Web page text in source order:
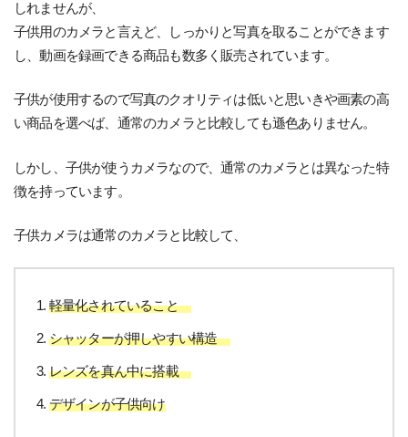
しれませんが、
子供用のカメラと言えど、しっかりと写真を取ることができます
し、動画を録画できる商品も数多く販売されています。
子供が使用するので写真のクオリティは低いと思いきや画素の高
い商品を選べば、通常のカメラと比較しても遜色ありません。
しかし、子供が使うカメラなので、通常のカメラとは異なった特
徴を持っています。
子供カメラは通常のカメラと比較して、
軽量化されていること
シャッターが押しやすい構造
レンズを真ん中に搭載
デザインが子供向け